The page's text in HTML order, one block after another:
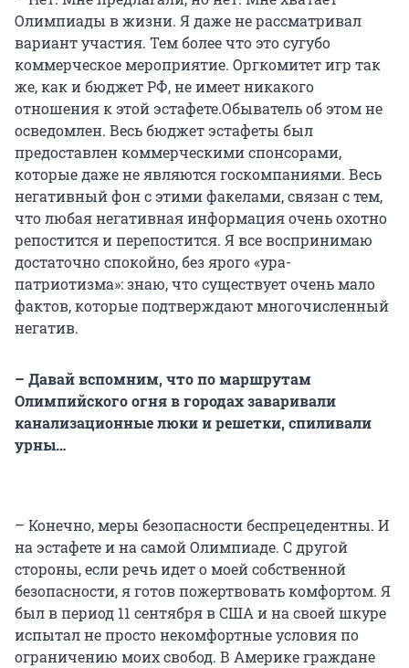
Олимпиады в жизни. Я даже не рассматривал
вариант участия. Тем более что это сугубо
коммерческое мероприятие. Оргкомитет игр так
же, как и бюджет РФ, не имеет никакого
отношения к этой эстафете.Обыватель об этом не
осведомлен. Весь бюджет эстафеты был
предоставлен коммерческими спонсорами,
которые даже не являются госкомпаниями. Весь
негативный фон с этими факелами, связан с тем,
что любая негативная информация очень охотно
репостится и перепостится. Я все воспринимаю
достаточно спокойно, без ярого «ура-
патриотизма»: знаю, что существует очень мало
фактов, которые подтверждают многочисленный
негатив.
– Давай вспомним, что по маршрутам
Олимпийского огня в городах заваривали
канализационные люки и решетки, спиливали
урны…
– Конечно, меры безопасности беспрецедентны. И
на эстафете и на самой Олимпиаде. С другой
стороны, если речь идет о моей собственной
безопасности, я готов пожертвовать комфортом. Я
был в период 11 сентября в США и на своей шкуре
испытал не просто некомфортные условия по
ограничению моих свобод. В Америке граждане